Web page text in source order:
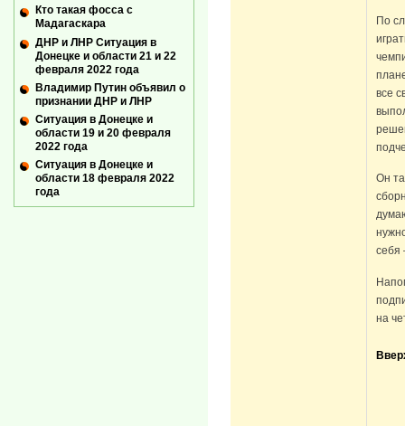
По
все
Он
себя
на
Кто такая фосса с
Мадагаскара
ДНР и ЛНР Ситуация в
Донецке и области 21 и 22
февраля 2022 года
Владимир Путин объявил о
признании ДНР и ЛНР
Ситуация в Донецке и
области 19 и 20 февраля
2022 года
Ситуация в Донецке и
области 18 февраля 2022
года